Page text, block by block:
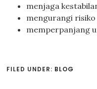
menjaga
mengurangi
memperpanjang
FILED UNDER: BLOG